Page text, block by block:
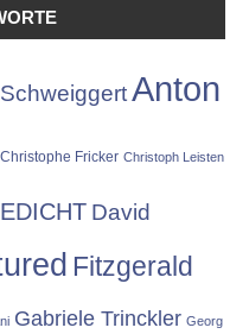
Anton
Christophe Fricker Christoph Leisten
David
Fitzgerald
Gabriele Trinckler Georg